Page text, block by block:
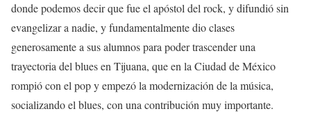
donde podemos decir que fue el apóstol del rock, y difundió sin
evangelizar a nadie, yfundamentalmentedio clases
generosamente a susalumnos para poder trascender una
trayectoria del blues en Tijuana, que en la Ciudad de México
rompió con el pop y empezó la modernización de la música,
socializando el blues, con una contribución muy importante.